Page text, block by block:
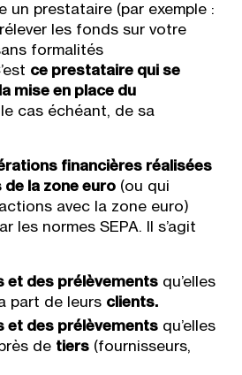
un prestataire (par exemple :
les fonds sur votre
formalités
ce prestataire qui se
mise en place du
le cas échéant, de sa
financières réalisées
la zone euro (ou qui
avec la zone euro)
les normes SEPA. Il s’agit
et des prélèvements qu’elles
part de leurs clients.
et des prélèvements qu’elles
de tiers (fournisseurs,